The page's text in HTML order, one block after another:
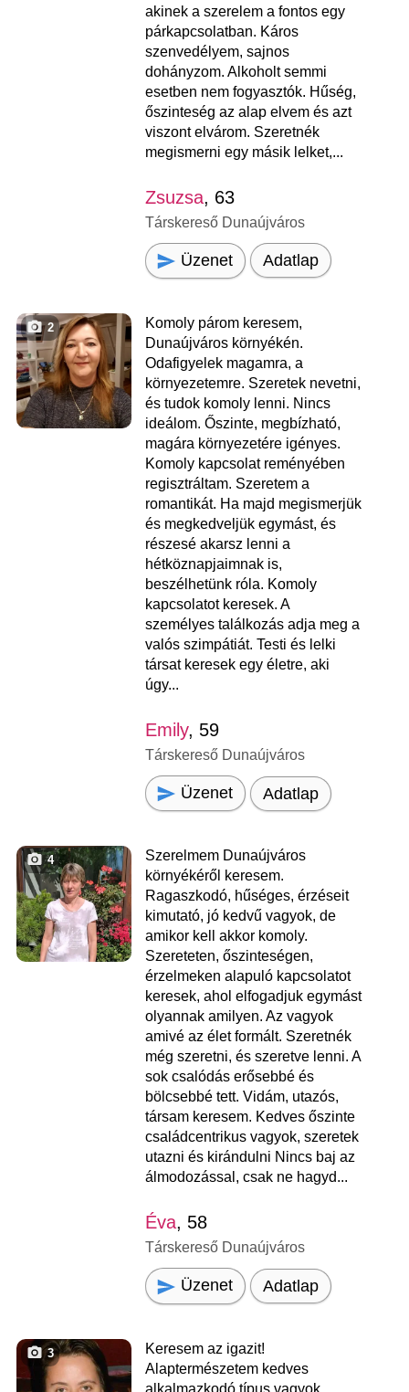
akinek a szerelem a fontos egy
párkapcsolatban. Káros
szenvedélyem, sajnos
dohányzom. Alkoholt semmi
esetben nem fogyasztók. Hűség,
őszinteség az alap elvem és azt
viszont elvárom. Szeretnék
megismerni egy másik lelket,...
Zsuzsa, 63
Társkereső Dunaújváros
Üzenet Adatlap
2
Komoly párom keresem,
Dunaújváros környékén.
Odafigyelek magamra, a
környezetemre. Szeretek nevetni,
és tudok komoly lenni. Nincs
ideálom. Őszinte, megbízható,
magára környezetére igényes.
Komoly kapcsolat reményében
regisztráltam. Szeretem a
romantikát. Ha majd megismerjük
és megkedveljük egymást, és
részesé akarsz lenni a
hétköznapjaimnak is,
beszélhetünk róla. Komoly
kapcsolatot keresek. A
személyes találkozás adja meg a
valós szimpátiát. Testi és lelki
társat keresek egy életre, aki
úgy...
Emily, 59
Társkereső Dunaújváros
Üzenet Adatlap
4
Szerelmem Dunaújváros
környékéről keresem.
Ragaszkodó, hűséges, érzéseit
kimutató, jó kedvű vagyok, de
amikor kell akkor komoly.
Szereteten, őszinteségen,
érzelmeken alapuló kapcsolatot
keresek, ahol elfogadjuk egymást
olyannak amilyen. Az vagyok
amivé az élet formált. Szeretnék
még szeretni, és szeretve lenni. A
sok csalódás erősebbé és
bölcsebbé tett. Vidám, utazós,
társam keresem. Kedves őszinte
családcentrikus vagyok, szeretek
utazni és kirándulni Nincs baj az
álmodozással, csak ne hagyd...
Éva, 58
Társkereső Dunaújváros
Üzenet Adatlap
3
Keresem az igazit!
Alaptermészetem kedves
alkalmazkodó típus vagyok